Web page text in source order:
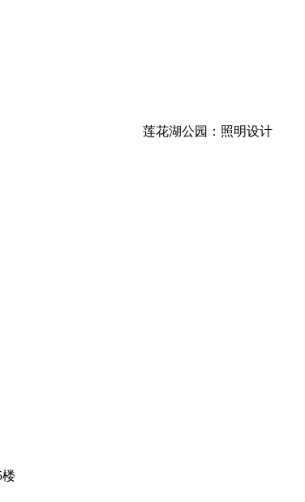
莲花湖公园：照明设计